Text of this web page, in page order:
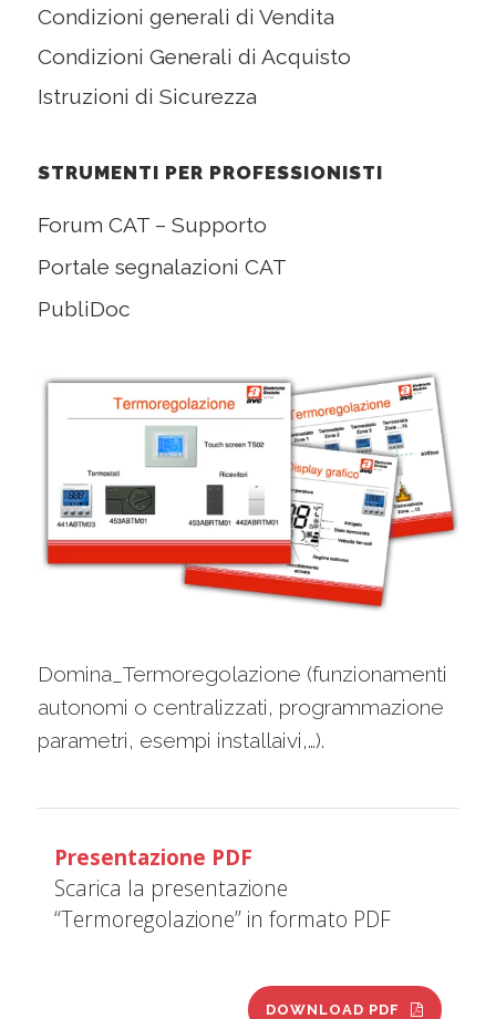
Condizioni generali di Vendita
Condizioni Generali di Acquisto
Istruzioni di Sicurezza
STRUMENTI PER PROFESSIONISTI
Forum CAT – Supporto
Portale segnalazioni CAT
PubliDoc
Domina_Termoregolazione (funzionamenti
autonomi o centralizzati, programmazione
parametri, esempi installaivi,…).
Presentazione PDF
Scarica la presentazione
“Termoregolazione” in formato PDF
DOWNLOAD PDF